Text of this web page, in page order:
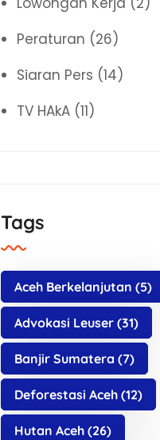
Peraturan (26)
Siaran Pers (14)
TV HAkA(11)
Tags
Aceh Berkelanjutan (5)
Advokasi Leuser(31)
Banjir Sumatera (7)
Deforestasi Aceh(12)
Hutan Aceh(26)